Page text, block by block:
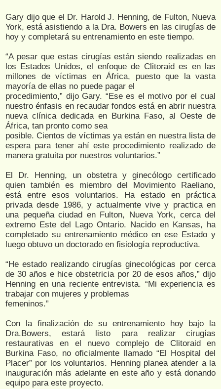
Gary dijo que el Dr. Harold J. Henning, de Fulton, Nueva
York, está asistiendo a la Dra. Bowers en las cirugías de
hoy y completará su entrenamiento en este tiempo.
“A pesar que estas cirugías están siendo realizadas en
los Estados Unidos, el enfoque de Clitoraid es en las
millones de víctimas en África, puesto que la vasta
mayoría de ellas no puede pagar el
procedimiento,” dijo Gary. “Ese es el motivo por el cual
nuestro énfasis en recaudar fondos está en abrir nuestra
nueva clínica dedicada en Burkina Faso, al Oeste de
África, tan pronto como sea
posible. Cientos de víctimas ya están en nuestra lista de
espera para tener ahí este procedimiento realizado de
manera gratuita por nuestros voluntarios.”
El Dr. Henning, un obstetra y ginecólogo certificado
quien también es miembro del Movimiento Raeliano,
está entre esos voluntarios. Ha estado en práctica
privada desde 1986, y actualmente vive y practica en
una pequeña ciudad en Fulton, Nueva York, cerca del
extremo Este del Lago Ontario. Nacido en Kansas, ha
completado su entrenamiento médico en ese Estado y
luego obtuvo un doctorado en fisiología reproductiva.
“He estado realizando cirugías ginecológicas por cerca
de 30 años e hice obstetricia por 20 de esos años,” dijo
Henning en una reciente entrevista. “Mi experiencia es
trabajar con mujeres y problemas
femeninos.”
Con la finalización de su entrenamiento hoy bajo la
Dra.Bowers, estará listo para realizar cirugías
restaurativas en el nuevo complejo de Clitoraid en
Burkina Faso, no oficialmente llamado “El Hospital del
Placer” por los voluntarios. Henning planea atender a la
inauguración más adelante en este año y está donando
equipo para este proyecto.